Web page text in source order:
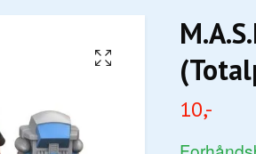
10,-